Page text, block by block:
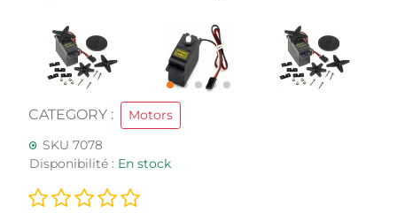
CATEGORY :
Motors
SKU 7078
Disponibilité : En stock